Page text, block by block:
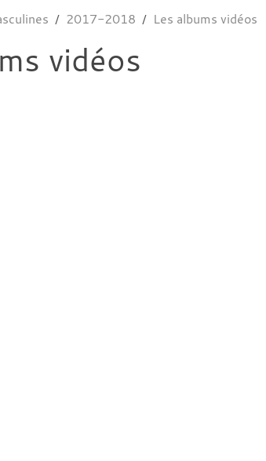
2017-2018 Les albums vidéos
vidéos